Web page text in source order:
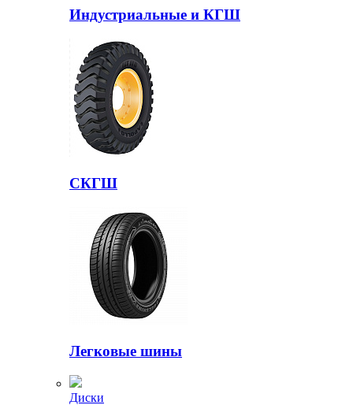
Индустриальные и КГШ
СКГШ
Легковые шины
Диски